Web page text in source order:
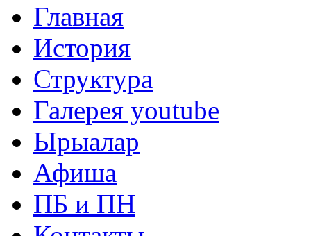
Главная
История
Структура
Галерея youtube
Ырыалар
Афиша
ПБ и ПН